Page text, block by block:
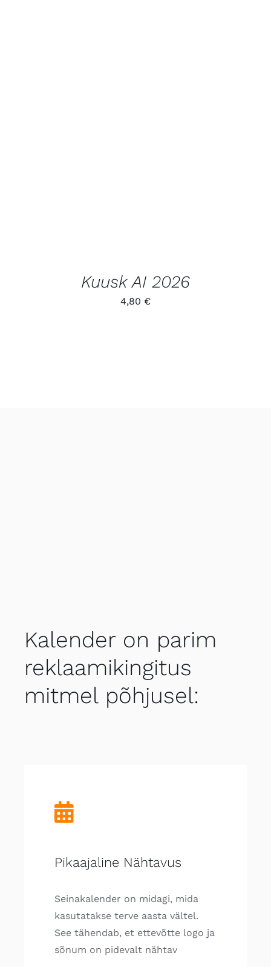
Kuusk AI 2026
4,80 €
Kalender on parim
reklaamikingitus
mitmel põhjusel:
Pikaajaline Nähtavus
Seinakalender on midagi, mida
kasutatakse terve aasta vältel.
See tähendab, et ettevõtte logo ja
sõnum on pidevalt nähtav